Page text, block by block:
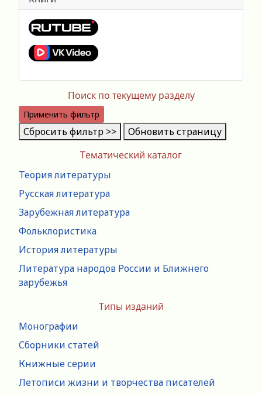
Тематический каталог
Теория литературы
Русская литература
Зарубежная литература
Фольклористика
История литературы
Литература народов России и Ближнего
зарубежья
Типы изданий
Монографии
Сборники статей
Книжные серии
Летописи жизни и творчества писателей
Поиск по текущему разделу
Применить фильтр
Сбросить фильтр >> Обновить страницу